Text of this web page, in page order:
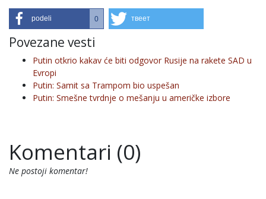
podeli 0 твеет
Povezane vesti
Putin otkrio kakav će biti odgovor Rusije na rakete SAD u
Evropi
Putin: Samit sa Trampom bio uspešan
Putin: Smešne tvrdnje o mešanju u američke izbore
Komentari (0)
Ne postoji komentar!